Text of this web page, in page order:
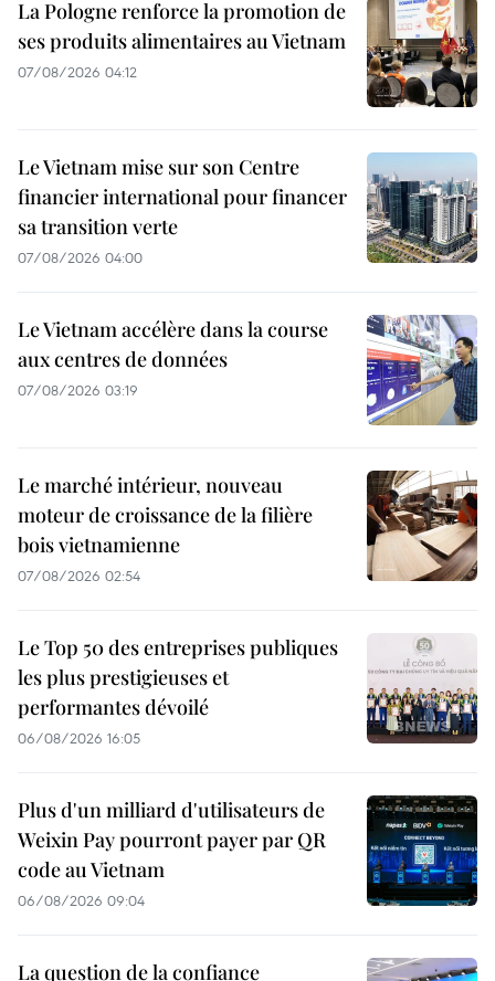
La Pologne renforce la promotion de
ses produits alimentaires au Vietnam
07/08/2026 04:12
Le Vietnam mise sur son Centre
financier international pour financer
sa transition verte
07/08/2026 04:00
Le Vietnam accélère dans la course
aux centres de données
07/08/2026 03:19
Le marché intérieur, nouveau
moteur de croissance de la filière
bois vietnamienne
07/08/2026 02:54
Le Top 50 des entreprises publiques
les plus prestigieuses et
performantes dévoilé
06/08/2026 16:05
Plus d'un milliard d'utilisateurs de
Weixin Pay pourront payer par QR
code au Vietnam
06/08/2026 09:04
La question de la confiance